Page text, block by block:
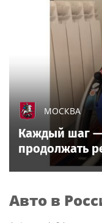
МОСКВА
Каждый шаг —
продолжать
Авто в